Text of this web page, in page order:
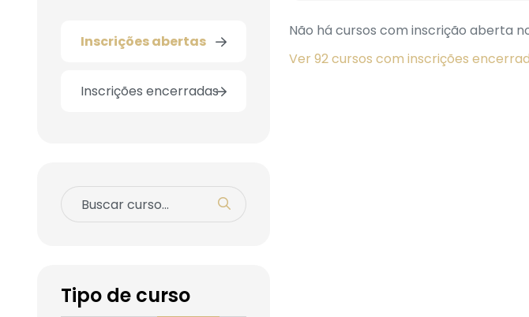
Não há cursos com inscrição aberta
Ver 92 cursos com inscrições
Inscrições abertas
Inscrições encerradas
Tipo de curso